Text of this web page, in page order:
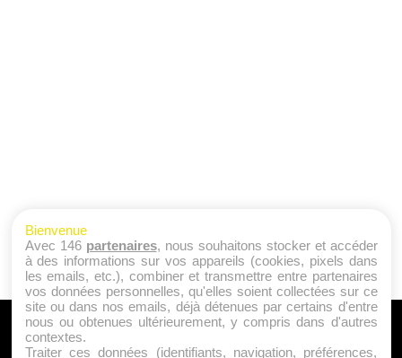
A PROPOS
Bienvenue
Avec 146 partenaires, nous souhaitons stocker et accéder
à des informations sur vos appareils (cookies, pixels dans
les emails, etc.), combiner et transmettre entre partenaires
vos données personnelles, qu'elles soient collectées sur ce
site ou dans nos emails, déjà détenues par certains d'entre
nous ou obtenues ultérieurement, y compris dans d'autres
contextes.
Traiter ces données (identifiants, navigation, préférences,